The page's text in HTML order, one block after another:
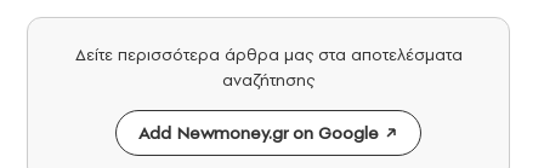
Δείτε περισσότερα άρθρα μας στα αποτελέσματα
αναζήτησης
Add Newmoney.gr on Google